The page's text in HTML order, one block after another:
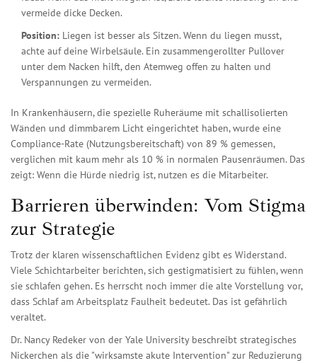
vermeide dicke Decken.
Position: Liegen ist besser als Sitzen. Wenn du liegen musst,
achte auf deine Wirbelsäule. Ein zusammengerollter Pullover
unter dem Nacken hilft, den Atemweg offen zu halten und
Verspannungen zu vermeiden.
In Krankenhäusern, die spezielle Ruheräume mit schallisolierten
Wänden und dimmbarem Licht eingerichtet haben, wurde eine
Compliance-Rate (Nutzungsbereitschaft) von 89 % gemessen,
verglichen mit kaum mehr als 10 % in normalen Pausenräumen. Das
zeigt: Wenn die Hürde niedrig ist, nutzen es die Mitarbeiter.
Barrieren überwinden: Vom Stigma
zur Strategie
Trotz der klaren wissenschaftlichen Evidenz gibt es Widerstand.
Viele Schichtarbeiter berichten, sich gestigmatisiert zu fühlen, wenn
sie schlafen gehen. Es herrscht noch immer die alte Vorstellung vor,
dass Schlaf am Arbeitsplatz Faulheit bedeutet. Das ist gefährlich
veraltet.
Dr. Nancy Redeker von der Yale University beschreibt strategisches
Nickerchen als die "wirksamste akute Intervention" zur Reduzierung